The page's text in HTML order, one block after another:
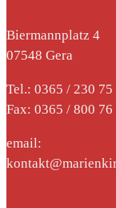
Biermannplatz 4
07548 Gera
Tel.: 0365 / 230 75
Fax: 0365 / 800 76
email: